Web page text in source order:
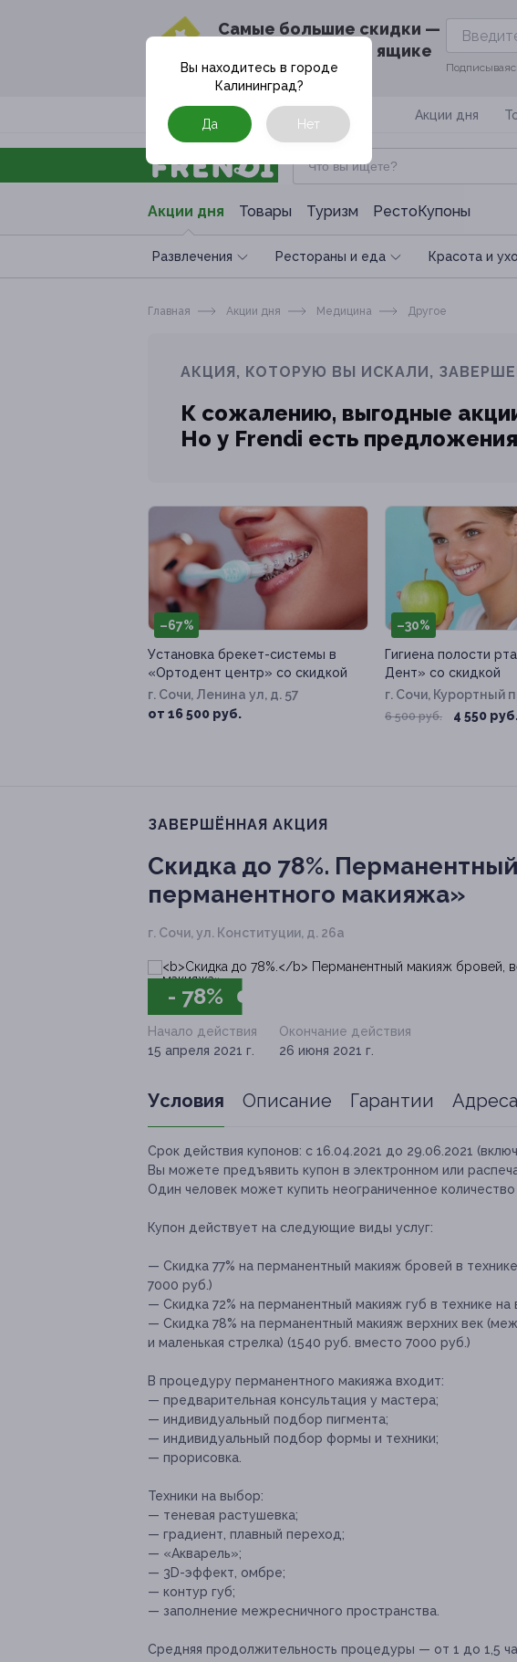
Cамые большие скидки —
в твоём почтовом ящике
Москва Акции дня
Акции дня Товары Туризм РестоКупоны
Развлечения Рестораны и еда Красота и
Вы находитесь в городе
Калининград?
Да Нет
Главная Акции дня Медицина Другое
АКЦИЯ, КОТОРУЮ ВЫ ИСКАЛИ,
К сожалению, выгодные
Но у Frendi есть
–67%
Установка брекет-системы в
«Ортодент центр» со скидкой
г. Сочи, Ленина ул, д. 57
от 16 500 руб.
–30%
Гигиена полости
Дент» со скидкой
г. Сочи, Курортный
6 500 руб. 4 550
ЗАВЕРШЁННАЯ АКЦИЯ
Скидка до 78%.
перманентного макияжа»
г. Сочи, ул. Конституции, д. 26а
- 78%
Начало действия
15 апреля 2021 г.
Окончание действия
26 июня 2021 г.
Условия Описание Гарантии Адреса
Срок действия купонов: с 16.04.2021 до 29.06.2021
Вы можете предъявить купон в электронном или
Один человек может купить неограниченное
Купон действует на следующие виды услуг:
— Скидка 77% на перманентный макияж бровей в
7000 руб.)
— Скидка 72% на перманентный макияж губ в технике
— Скидка 78% на перманентный макияж верхних век
и маленькая стрелка) (1540 руб. вместо 7000 руб.)
В процедуру перманентного макияжа входит:
— предварительная консультация у мастера;
— индивидуальный подбор пигмента;
— индивидуальный подбор формы и техники;
— прорисовка.
Техники на выбор:
— теневая растушевка;
— градиент, плавный переход;
— «Акварель»;
— 3D-эффект, омбре;
— контур губ;
— заполнение межресничного пространства.
Средняя продолжительность процедуры — от 1 до 1,5